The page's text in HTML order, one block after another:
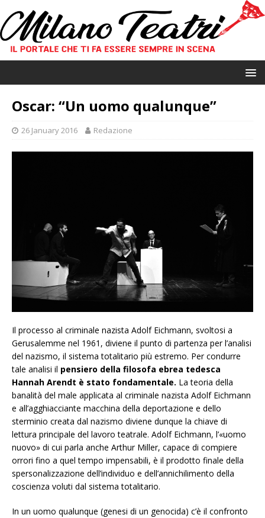
Oscar: “Un uomo qualunque”
26 January 2016 Redazione
Il processo al criminale nazista Adolf Eichmann, svoltosi a
Gerusalemme nel 1961, diviene il punto di partenza per l’analisi
del nazismo, il sistema totalitario più estremo. Per condurre
tale analisi il pensiero della filosofa ebrea tedesca
Hannah Arendt è stato fondamentale. La teoria della
banalità del male applicata al criminale nazista Adolf Eichmann
e all’agghiacciante macchina della deportazione e dello
sterminio creata dal nazismo diviene dunque la chiave di
lettura principale del lavoro teatrale. Adolf Eichmann, l’«uomo
nuovo» di cui parla anche Arthur Miller, capace di compiere
orrori fino a quel tempo impensabili, è il prodotto finale della
spersonalizzazione dell’individuo e dell’annichilimento della
coscienza voluti dal sistema totalitario.
In un uomo qualunque (genesi di un genocida) c’è il confronto